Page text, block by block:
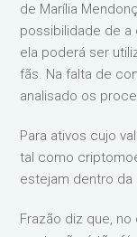
de Marília
possibilidade de a
ela poderá ser
fãs. Na falta de
analisado os
Para ativos cujo
tal como
estejam dentro da
Frazão diz que,